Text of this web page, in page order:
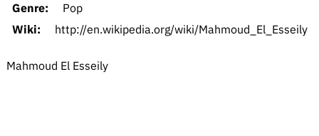
Genre:
Pop
Wiki:
http://en.wikipedia.org/wiki/Mahmoud_El_Esseily
Mahmoud El Esseily